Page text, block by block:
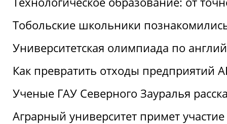
Тобольские школьники
Университетская олимпиада по
Как превратить отходы предприятий
Ученые ГАУ Северного Зауралья
Аграрный университет примет